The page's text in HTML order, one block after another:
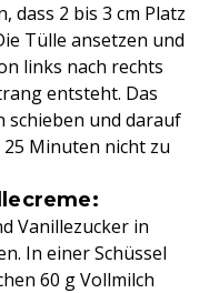
dass 2 bis 3 cm Platz
Tülle ansetzen und
links nach rechts
entsteht. Das
schieben und darauf
Minuten nicht zu
Vanillezucker in
In einer Schüssel
60 g Vollmilch